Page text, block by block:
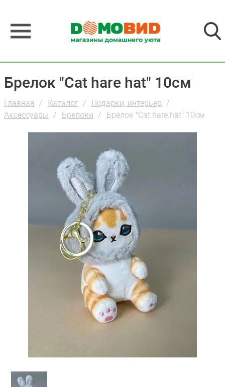
Брелок "Cat hare hat" 10см
Главная Каталог
Подарки, интерьер
Аксессуары
Брелоки Брелок "Cat hare hat" 10см